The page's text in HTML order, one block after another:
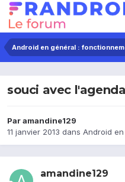
Android en général :
souci avec
Paramandine129
11 janvier 2013 dans Android
amandine129